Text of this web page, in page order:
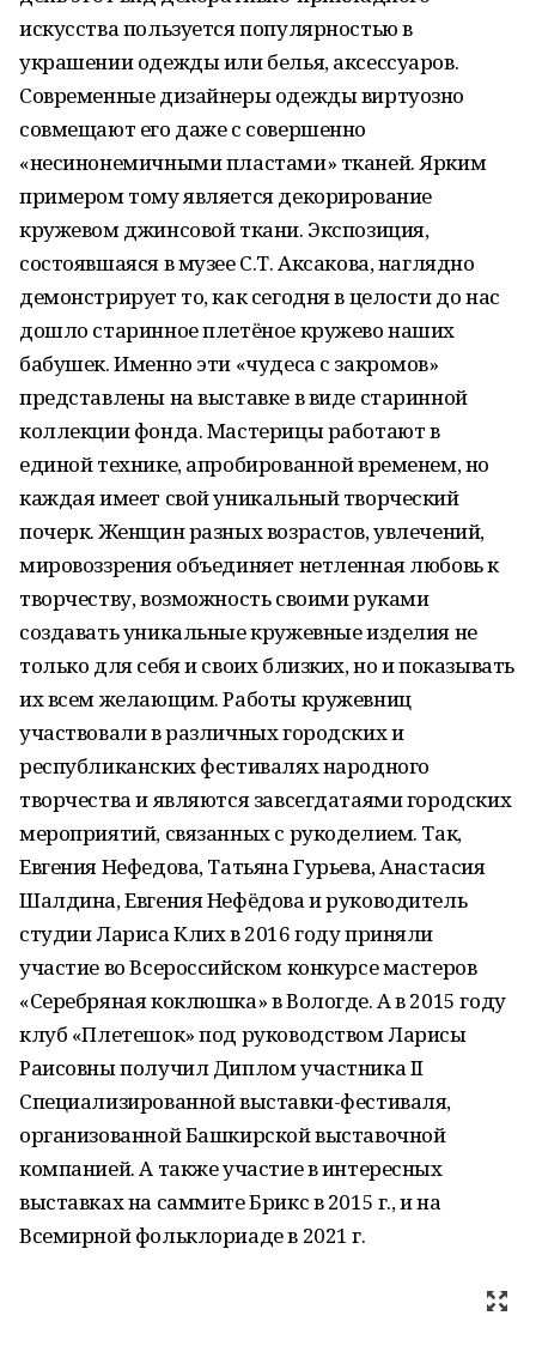
искусства пользуется популярностью в
украшении одежды или белья, аксессуаров.
Современные дизайнеры одежды виртуозно
совмещают его даже с совершенно
«несинонемичными пластами» тканей. Ярким
примером тому является декорирование
кружевом джинсовой ткани. Экспозиция,
состоявшаяся в музее С.Т. Аксакова, наглядно
демонстрирует то, как сегодня в целости до нас
дошло старинное плетёное кружево наших
бабушек. Именно эти «чудеса с закромов»
представлены на выставке в виде старинной
коллекции фонда. Мастерицы работают в
единой технике, апробированной временем, но
каждая имеет свой уникальный творческий
почерк. Женщин разных возрастов, увлечений,
мировоззрения объединяет нетленная любовь к
творчеству, возможность своими руками
создавать уникальные кружевные изделия не
только для себя и своих близких, но и показывать
их всем желающим. Работы кружевниц
участвовали в различных городских и
республиканских фестивалях народного
творчества и являются завсегдатаями городских
мероприятий, связанных с рукоделием. Так,
Евгения Нефедова, Татьяна Гурьева, Анастасия
Шалдина, Евгения Нефёдова и руководитель
студии Лариса Клих в 2016 году приняли
участие во Всероссийском конкурсе мастеров
«Серебряная коклюшка» в Вологде. А в 2015 году
клуб «Плетешок» под руководством Ларисы
Раисовны получил Диплом участника II
Специализированной выставки-фестиваля,
организованной Башкирской выставочной
компанией. А также участие в интересных
выставках на саммите Брикс в 2015 г., и на
Всемирной фольклориаде в 2021 г.